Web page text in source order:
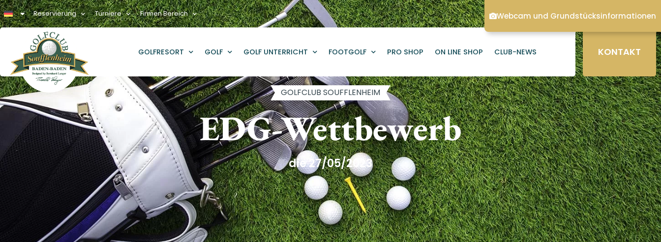
Reservierung Turniere Firmen Bereich
GOLFRESORT GOLF GOLF UNTERRICHT FOOTGOLF PRO SHOP ON LINE SHOP CLUB-NEWS KONTAKT
GOLFCLUB SOUFFLENHEIM
EDG-Wettbewerb
die 27/05/2023
Webcam und Grundstücksinformationen